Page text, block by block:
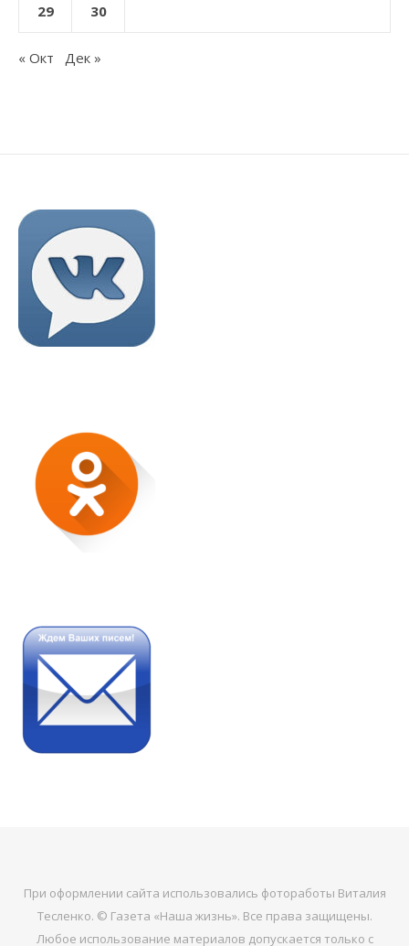
29 30
« Окт Дек »
При оформлении сайта использовались фотоработы Виталия
Тесленко. © Газета «Наша жизнь». Все права защищены.
Любое использование материалов допускается только с